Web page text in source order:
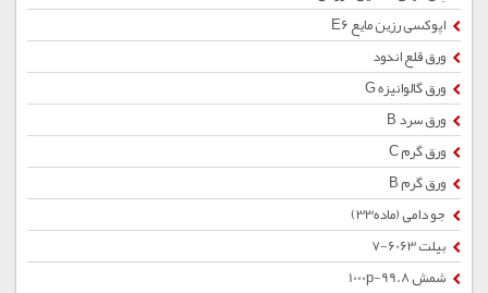
اپوکسی رزین مایع E6
ورق قلع اندود
ورق گالوانیزه G
ورق سرد B
ورق گرم C
ورق گرم B
جو دامی (ماده33)
بیلت 6063-7
شمش 1000p-99.8